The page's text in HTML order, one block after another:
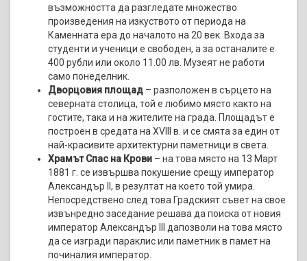
възможността да разгледате множество
произведения на изкуството от периода на
Каменната ера до началото на 20 век. Входа за
студенти и ученици е свободен, а за останалите е
400 рубли или около 11.00 лв. Музеят не работи
само понеделник.
Дворцовия площад – разположен в сърцето на
северната столица, тoй е любимо място както на
гостите, така и на жителите на града. Площадът е
построен в средата на XVIII в. и се смята за един от
най-красивите архитектурни паметници в света.
Храмът Спас на Крови – на това място на 13 Март
1881 г. се извършва покушение срещу император
Александър II, в резултат на което той умира.
Непосредствено след това Градският съвет на свое
извънредно заседание решава да поиска от новия
император Александър III дапозволи на това място
да се изгради параклис или паметник в памет на
починалия император.